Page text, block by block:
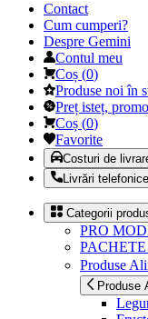
Contact
Cum cumperi?
Despre Gemini
Contul meu
Coș (0)
Produse noi în
Preț isteț,
Coș (0)
Favorite
Costuri de
Livrări telefonice
Categorii
PRO
Produse
Produse